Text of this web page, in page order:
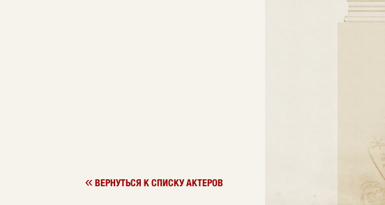
«ВЕРНУТЬСЯ К СПИСКУ АКТЕРОВ